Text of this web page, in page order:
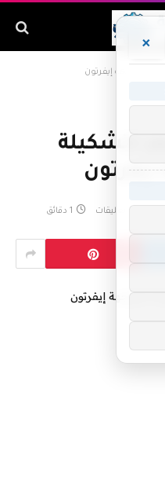
لمواجهة إيفرتون
لتشكيلة
لا توجد تعليقات 1 دقائق
×